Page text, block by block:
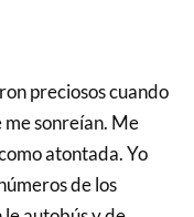
preciosos cuando
me sonreían. Me
atontada. Yo
de los